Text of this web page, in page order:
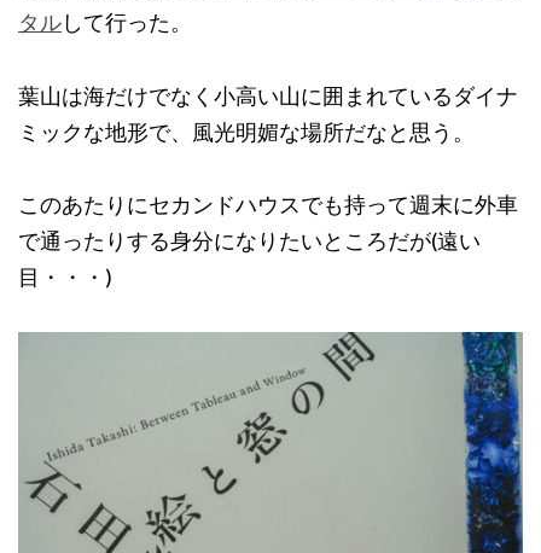
タルして行った。
葉山は海だけでなく小高い山に囲まれているダイナ
ミックな地形で、風光明媚な場所だなと思う。
このあたりにセカンドハウスでも持って週末に外車
で通ったりする身分になりたいところだが(遠い
目・・・)